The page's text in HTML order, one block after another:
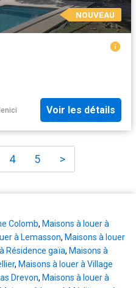
NOUVEAU
Voir les détails
4 5 >
Colomb, Maisons à louer à
à Lemasson, Maisons à louer
Résidence gaïa, Maisons à
, Maisons à louer à Village
Drevon, Maisons à louer à